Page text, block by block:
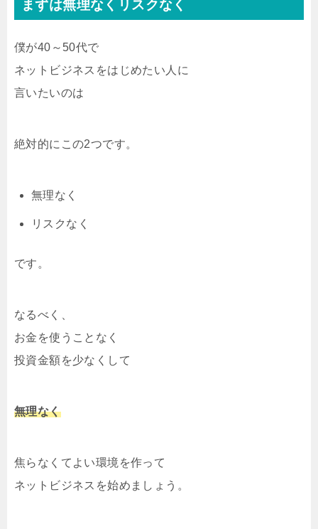
まずは無理なくリスクなく
僕が40～50代で
ネットビジネスをはじめたい人に
言いたいのは
絶対的にこの2つです。
無理なく
リスクなく
です。
なるべく、
お金を使うことなく
投資金額を少なくして
無理なく
焦らなくてよい環境を作って
ネットビジネスを始めましょう。